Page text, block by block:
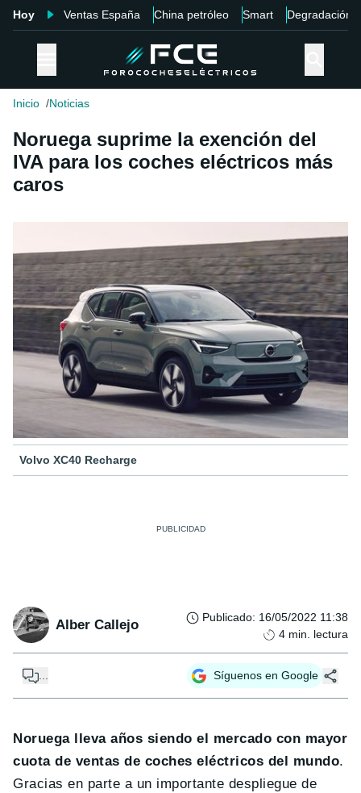
Hoy Ventas España China petróleo Smart Degradación
Inicio Noticias
Noruega suprime la exención del
IVA para los coches eléctricos más
caros
Volvo XC40 Recharge
Alber Callejo Publicado: 16/05/2022 11:38
4 min. lectura
... Síguenos en Google
Noruega lleva años siendo el mercado con mayor
cuota de ventas de coches eléctricos del mundo.
Gracias en parte a un importante despliegue de